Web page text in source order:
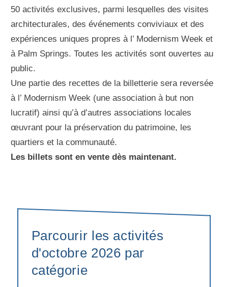
50 activités exclusives, parmi lesquelles des visites
architecturales, des événements conviviaux et des
expériences uniques propres à l’ Modernism Week et
à Palm Springs. Toutes les activités sont ouvertes au
public.
Une partie des recettes de la billetterie sera reversée
à l’ Modernism Week (une association à but non
lucratif) ainsi qu’à d’autres associations locales
œuvrant pour la préservation du patrimoine, les
quartiers et la communauté.
Les billets sont en vente dès maintenant.
Parcourir les activités
d'octobre 2026 par
catégorie